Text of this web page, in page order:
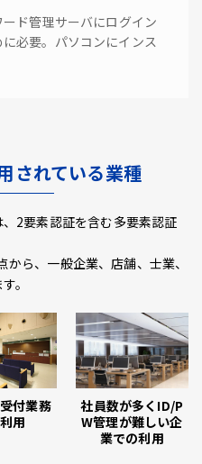
ド管理サーバにログイン
必要。パソコンにインス
されている業種
2要素認証を含む多要素認証
ら、一般企業、店舗、士業、
。
付業務
用
社員数が多くID/P
W管理が難しい企
業での利用